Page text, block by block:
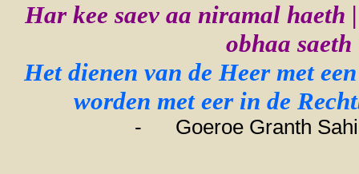
Har kee saev aa niramal haeth
obhaa saeth
Het dienen van de Heer met
worden met eer in de
- Goeroe Granth